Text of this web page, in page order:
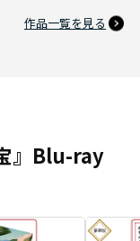
作品一覧を見る
』Blu-ray